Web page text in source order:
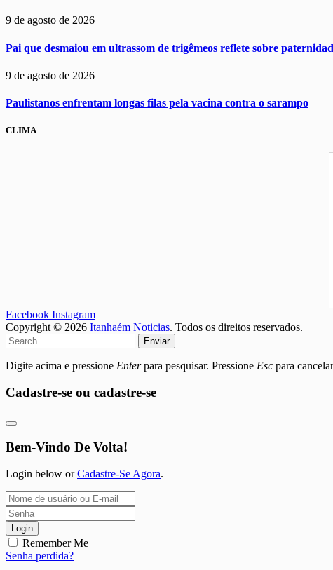
9 de agosto de 2026
Pai que desmaiou em ultrassom de trigêmeos reflete sobre
9 de agosto de 2026
Paulistanos enfrentam longas filas pela vacina contra o sarampo
CLIMA
Facebook Instagram
Copyright © 2026 Itanhaém Noticias. Todos os direitos reservados.
Enviar
Digite acima e pressione Enterpara pesquisar. Pressione Esc para
Cadastre-se ou cadastre-se
Bem-Vindo De Volta!
Login below orCadastre-Se Agora.
Login
Remember Me
Senha perdida?